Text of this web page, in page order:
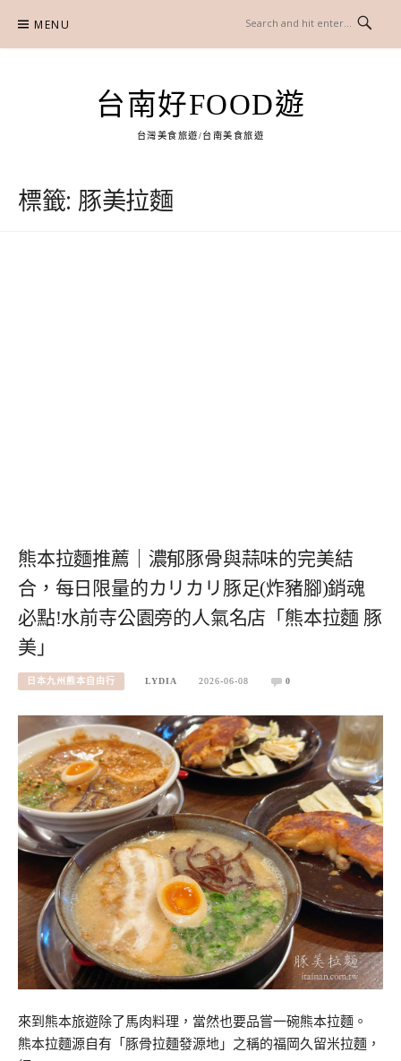
content
MENU
台南好FOOD遊
台灣美食旅遊/台南美食旅遊
標籤: 豚美拉麵
熊本拉麵推薦｜濃郁豚骨與蒜味的完美結
合，每日限量的カリカリ豚足(炸豬腳)銷魂
必點!水前寺公園旁的人氣名店「熊本拉麵 豚
美」
日本九州熊本自由行 LYDIA 2026-06-08 0
來到熊本旅遊除了馬肉料理，當然也要品嘗一碗熊本拉麵。
熊本拉麵源自有「豚骨拉麵發源地」之稱的福岡久留米拉麵，